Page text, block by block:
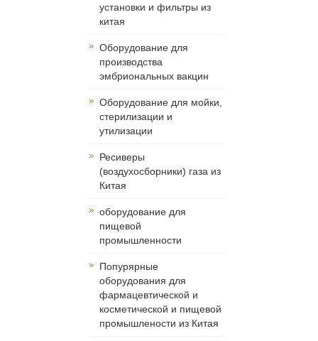
установки и фильтры из
китая
Оборудование для
производства
эмбриональных вакцин
Оборудование для мойки,
стерилизации и
утилизации
Ресиверы
(воздухосборники) газа из
Китая
оборудование для
пищевой
промышленности
Попурярные
оборудования для
фармацевтической и
косметической и пищевой
промышлености из Китая